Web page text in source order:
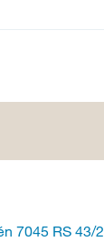
7045 RS 43/2